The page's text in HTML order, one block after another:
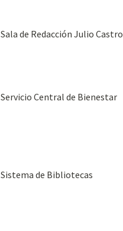
Sala de Redacción Julio Castro
Servicio Central de Bienestar
Sistema de Bibliotecas